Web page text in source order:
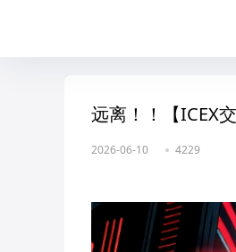
远离！！【ICEX
2026-06-10 4229